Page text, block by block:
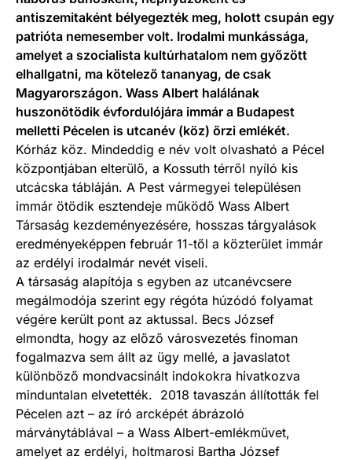
antiszemitaként bélyegezték meg, holott csupán egy
patrióta nemesember volt. Irodalmi munkássága,
amelyet a szocialista kultúrhatalom nem győzött
elhallgatni, ma kötelező tananyag, de csak
Magyarországon. Wass Albert halálának
huszonötödik évfordulójára immár a Budapest
melletti Pécelen is utcanév (köz) őrzi emlékét.
Kórház köz. Mindeddig e név volt olvasható a Pécel
központjában elterülő, a Kossuth térről nyíló kis
utcácska tábláján. A Pest vármegyei településen
immár ötödik esztendeje működő Wass Albert
Társaság kezdeményezésére, hosszas tárgyalások
eredményeképpen február 11-től a közterület immár
az erdélyi irodalmár nevét viseli.
A társaság alapítója s egyben az utcanévcsere
megálmodója szerint egy régóta húzódó folyamat
végére került pont az aktussal. Becs József
elmondta, hogy az előző városvezetés finoman
fogalmazva sem állt az ügy mellé, a javaslatot
különböző mondvacsinált indokokra hivatkozva
minduntalan elvetették. 2018 tavaszán állították fel
Pécelen azt – az író arcképét ábrázoló
márványtáblával – a Wass Albert-emlékművet,
amelyet az erdélyi, holtmarosi Bartha József